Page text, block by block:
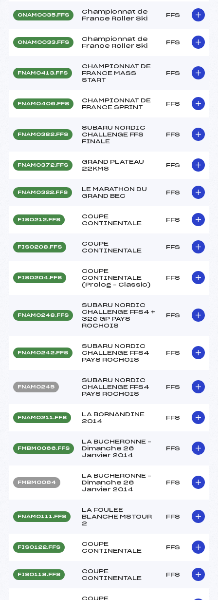
ONAM0035.FFS
Championnat de
France Roller Ski
FFS
ONAM0033.FFS
Championnat de
France Roller Ski
FFS
FNAM0413.FFS
CHAMPIONNAT DE
FRANCE MASS
START
FFS
FNAM0406.FFS
CHAMPIONNAT DE
FRANCE SPRINT
FFS
FNAM0382.FFS
SUBARU NORDIC
CHALLENGE FFS
FINALE
FFS
FNAM0372.FFS
GRAND PLATEAU
22KMS
FFS
FNAM0322.FFS
LE MARATHON DU
GRAND BEC
FFS
FIS0212.FFS
COUPE
CONTINENTALE
FFS
FIS0208.FFS
COUPE
CONTINENTALE
FFS
FIS0204.FFS
COUPE
CONTINENTALE
(Prolog – Classic)
FFS
FNAM0248.FFS
SUBARU NORDIC
CHALLENGE FFS4 +
32e GP PAYS
ROCHOIS
FFS
FNAM0242.FFS
SUBARU NORDIC
CHALLENGE FFS4
PAYS ROCHOIS
FFS
FNAM0245
SUBARU NORDIC
CHALLENGE FFS4
PAYS ROCHOIS
FFS
FNAM0211.FFS
LA BORNANDINE
2014
FFS
FMBM0066.FFS
LA BUCHERONNE –
Dimanche 26
Janvier 2014
FFS
FMBM0064
LA BUCHERONNE –
Dimanche 26
Janvier 2014
FFS
FNAM0111.FFS
LA FOULEE
BLANCHE MSTOUR
2
FFS
FIS0122.FFS
COUPE
CONTINENTALE
FFS
FIS0118.FFS
COUPE
CONTINENTALE
FFS
COUPE